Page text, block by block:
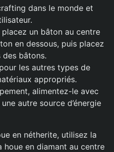
dans le monde et
un bâton au centre
en dessous, puis placez
des bâtons.
les autres types de
appropriés.
alimentez-le avec
autre source d’énergie
en nétherite, utilisez la
en diamant au centre